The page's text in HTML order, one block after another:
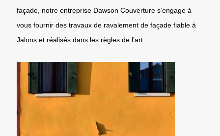
façade, notre entreprise Dawson Couverture s’engage à
vous fournir des travaux de ravalement de façade fiable à
Jalons et réalisés dans les règles de l’art.